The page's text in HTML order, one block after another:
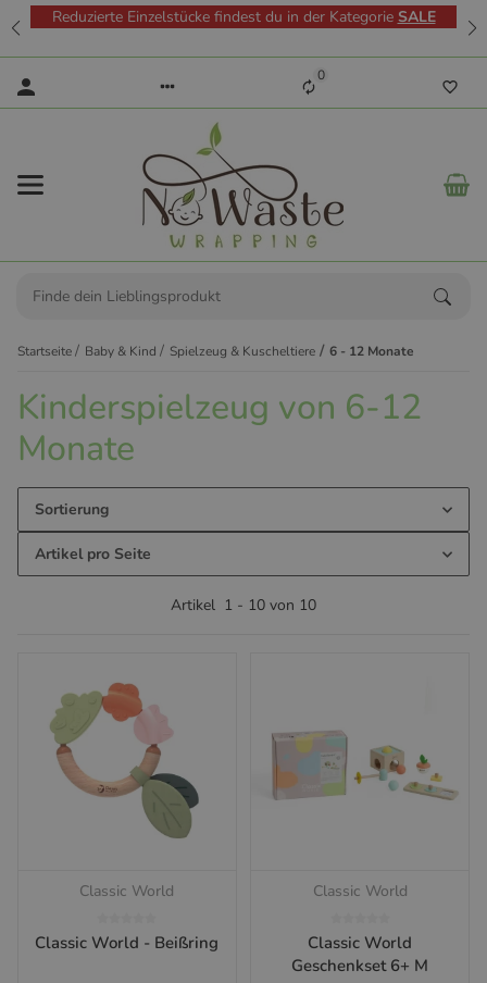
Reduzierte Einzelstücke findest du in der Kategorie SALE
0
Startseite Baby & Kind Spielzeug & Kuscheltiere 6 - 12 Monate
Kinderspielzeug von 6-12
Monate
Sortierung
Artikel pro Seite
Artikel 1 - 10 von 10
Classic World
Classic World - Beißring
Classic World
Classic World
Geschenkset 6+ M